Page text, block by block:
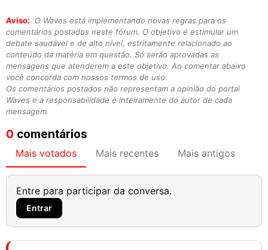
Aviso:
O Waves está implementando novas regras para os
comentários postados neste fórum. O objetivo é estimular um
debate saudável e de alto nível, estritamente relacionado ao
conteúdo da matéria em questão. Só serão aprovadas as
mensagens que atenderem a este objetivo. Ao comentar abaixo
você concorda com nossos termos de uso.
Os comentários postados não representam a opinião do portal
Waves e a responsabilidade é inteiramente do autor de cada
mensagem.
0 comentários
Mais votados Mais recentes Mais antigos
Entre para participar da conversa.
Entrar